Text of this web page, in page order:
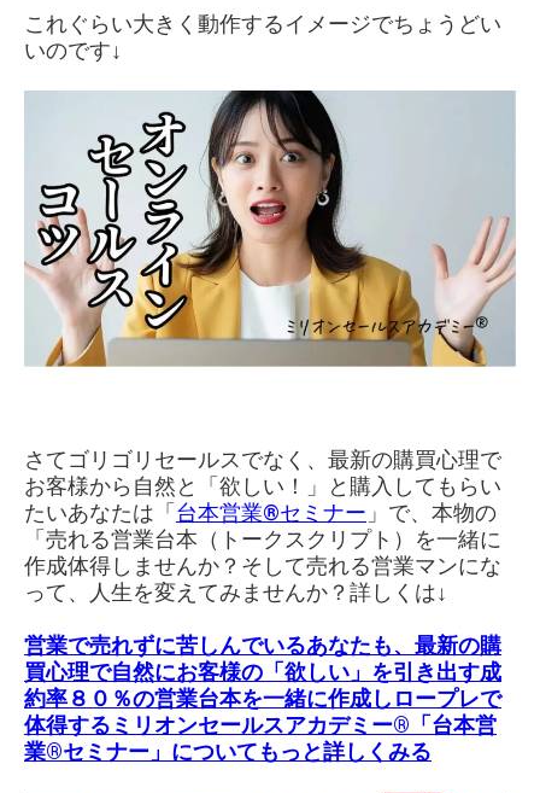
これぐらい大きく動作するイメージでちょうどい
いのです↓
さてゴリゴリセールスでなく、最新の購買心理で
お客様から自然と「欲しい！」と購入してもらい
たいあなたは「 台本営業®︎セミナー 」で、本物の
「売れる営業台本（トークスクリプト）を一緒に
作成体得しませんか？そして売れる営業マンにな
って、人生を変えてみませんか？詳しくは↓
営業で売れずに苦しんでいるあなたも、最新の購
買心理で自然にお客様の「欲しい」を引き出す成
約率８０％の営業台本を一緒に作成しロープレで
体得する ミリオンセールスアカデミー®「台本営
業®セミナー」 についてもっと詳しくみる